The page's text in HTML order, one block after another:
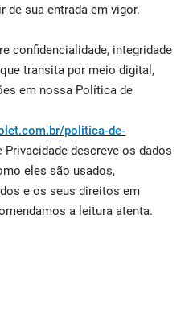
de sua entrada em vigor.
confidencialidade, integridade
transita por meio digital,
em nossa Política de
politica-de-
Privacidade descreve os dados
eles são usados,
e os seus direitos em
a leitura atenta.